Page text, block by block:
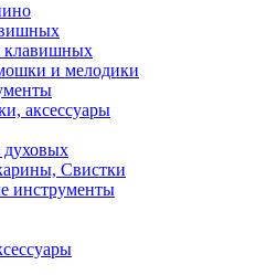
клавишных
и мелодики
аксессуары
духовых
Свистки
инструменты